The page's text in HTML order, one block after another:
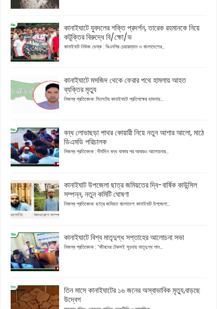
কানাইঘাটে যুবদলের শক্তি প্রদর্শন, তারেক রহমানকে নিয়ে
কটূক্তির বিরুদ্ধে বি/ক্ষো/ভ
কানাইঘাট নিউজ ডেস্ক : বিএনপির চেয়ারম্যান ও বাংলাদেশের...
কানাইঘাটে মসজিদ থেকে ফেরার পথে হামলায় আহত
ব্যক্তির মৃত্যু
নিজস্ব প্রতিবেদক: সিলেটের কানাইঘাটে প্রতিপক্ষের হামলায়...
বন্ধ লোভাছড়া পাথর কোয়ারী নিয়ে নতুন আশার আলো, মাঠে
ডিএমডি পরিচালক
নিজস্ব প্রতিবেদক : দীর্ঘদিন বন্ধ থাকার পর আবারও আলোচনার...
কানাইঘাট উপজেলা ছাত্র জমিয়তের দ্বি-বার্ষিক কাউন্সিল
সম্পন্ন, নতুন কমিটি ঘোষণা
নিজস্ব প্রতিবেদক: ছাত্র জমিয়ত বাংলাদেশ কানাইঘাট উপজেলা...
কানাইঘাটে বিশ্ব মাতৃদুগ্ধ সপ্তাহের আলোচনা সভা
নিজস্ব প্রতিবেদক : “জীবনের টেকসই সূচনায় মাতৃদুগ্ধ পান...
তিন মাসে কানাইঘাটের ১৬ জনের অস্বাভাবিক মৃত্যু,বাড়ছে
উদ্বেগ